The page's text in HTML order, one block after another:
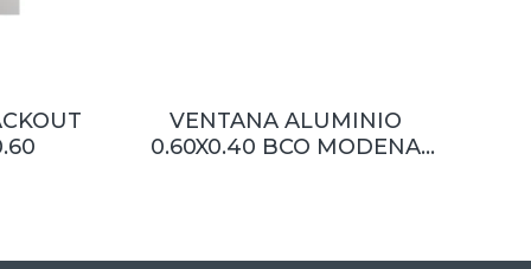
VENTANA ALUMINIO
0.60X0.40 BCO MODENA